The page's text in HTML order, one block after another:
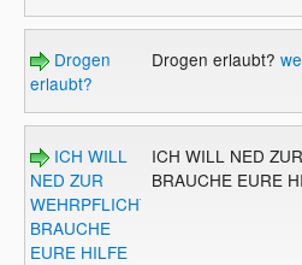
Drogen
erlaubt?
Drogen erlaubt?
ICH WILL
NED ZUR
WEHRPFLICHT!!
BRAUCHE
EURE HILFE
ICH WILL NED
BRAUCHE EURE